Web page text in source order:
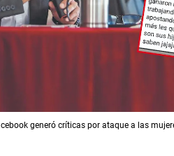
generó críticas por ataque a las